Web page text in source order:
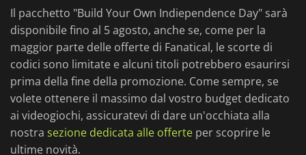
Il pacchetto "Build Your Own Indiependence Day" sarà
disponibile fino al 5 agosto, anche se, come per la
maggior parte delle offerte di Fanatical, le scorte di
codici sono limitate e alcuni titoli potrebbero esaurirsi
prima della fine della promozione. Come sempre, se
volete ottenere il massimo dal vostro budget dedicato
ai videogiochi, assicuratevi di dare un'occhiata alla
nostra sezione dedicata alle offerte per scoprire le
ultime novità.